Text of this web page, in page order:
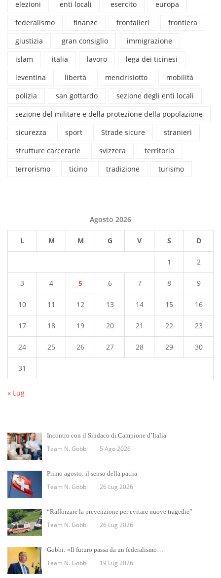
elezioni
enti locali esercito
europa
federalismo
finanze frontalieri
frontiera
giustizia
gran consiglio
immigrazione
islam
italia lavoro
lega dei ticinesi
leventina
libertà mendrisiotto
mobilità
polizia
san gottardo
sezione degli enti locali
sezione del militare e della protezione della popolazione
sicurezza
sport Strade sicure
stranieri
strutture carcerarie
svizzera
territorio
terrorismo
ticino tradizione turismo
Agosto 2026
L M M G V S D
1 2
3 4 5 6 7 8 9
10 11 12 13 14 15 16
17 18 19 20 21 22 23
24 25 26 27 28 29 30
31
« Lug
Incontro con il Sindaco di Campione d’Italia
Team N. Gobbi 5 Ago 2026
Primo agosto: il senso della patria
Team N. Gobbi 26 Lug 2026
“Rafforzare la prevenzione per evitare nuove tragedie”
Team N. Gobbi 26 Lug 2026
Gobbi: «Il futuro passa da un federalismo…
Team N. Gobbi 19 Lug 2026